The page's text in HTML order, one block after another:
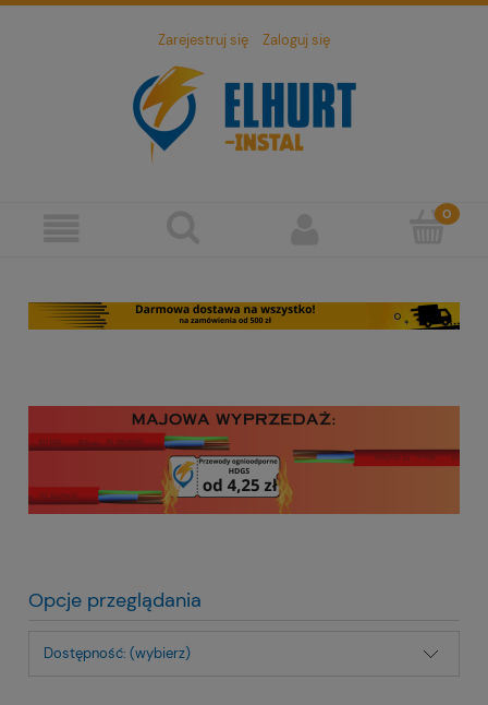
Zarejestruj się Zaloguj się
Opcje przeglądania
Dostępność: (wybierz)